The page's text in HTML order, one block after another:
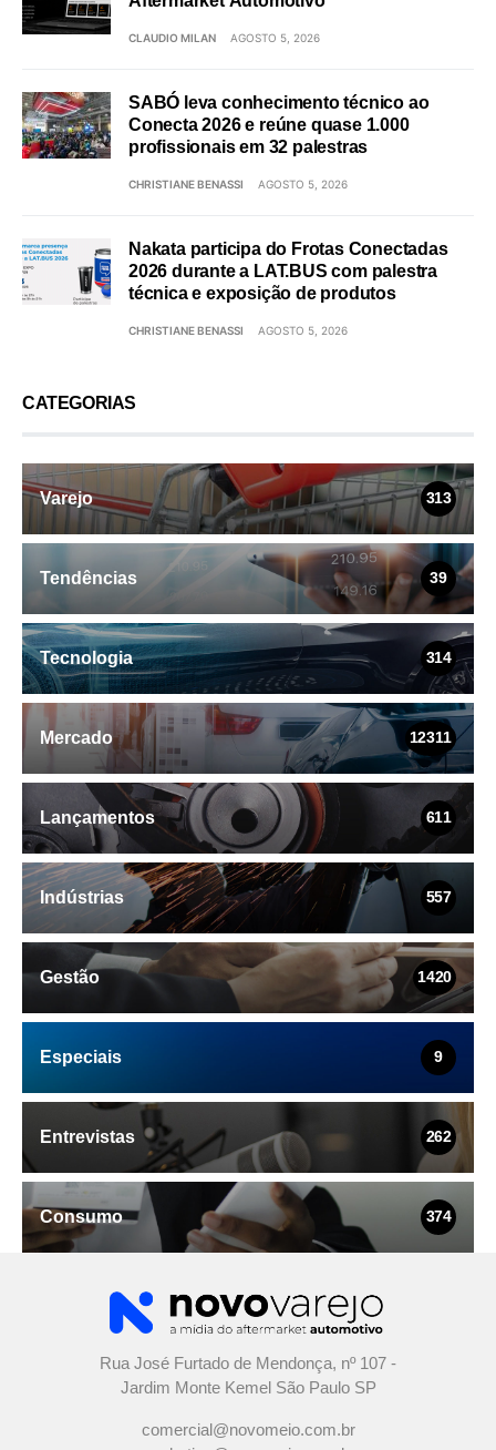
CLAUDIO MILAN AGOSTO 5, 2026
SABÓ leva conhecimento técnico ao
Conecta 2026 e reúne quase 1.000
profissionais em 32 palestras
CHRISTIANE BENASSI AGOSTO 5, 2026
Nakata participa do Frotas Conectadas
2026 durante a LAT.BUS com palestra
técnica e exposição de produtos
CHRISTIANE BENASSI AGOSTO 5, 2026
CATEGORIAS
Varejo 313
Tendências 39
Tecnologia 314
Mercado 12311
Lançamentos 611
Indústrias 557
Gestão 1420
Especiais 9
Entrevistas 262
Consumo 374
Rua José Furtado de Mendonça, nº 107 -
Jardim Monte Kemel São Paulo SP
comercial@novomeio.com.br